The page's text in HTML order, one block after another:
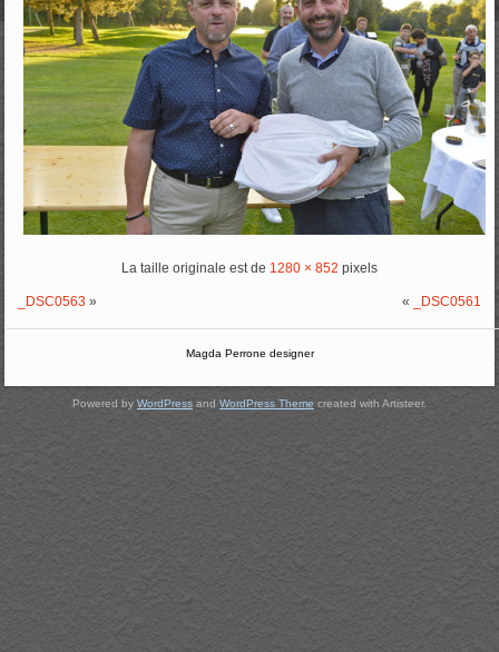
La taille originale est de 1280 × 852 pixels
_DSC0563 » « _DSC0561
Magda Perrone designer
Powered by WordPress and WordPress Theme created with Artisteer.